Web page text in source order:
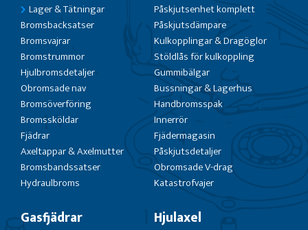
Lager & Tätningar
Bromsbacksatser
Bromsvajrar
Bromstrummor
Hjulbromsdetaljer
Obromsade nav
Bromsöverföring
Bromssköldar
Fjädrar
Axeltappar & Axelmutter
Bromsbandssatser
Hydraulbroms
Påskjutsenhet komplett
Påskjutsdämpare
Kulkopplingar & Dragöglor
Stöldlås för kulkoppling
Gummibälgar
Bussningar & Lagerhus
Handbromsspak
Innerrör
Fjädermagasin
Påskjutsdetaljer
Obromsade V-drag
Katastrofvajer
Gasfjädrar Hjulaxel